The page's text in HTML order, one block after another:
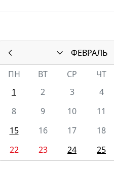
ФЕВРАЛЬ
ПН
ВТ СР ЧТ
1
2 3 4
8
9 10 11
15
16 17 18
22
23 24 25